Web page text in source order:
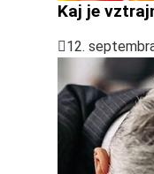
Kaj je
12.